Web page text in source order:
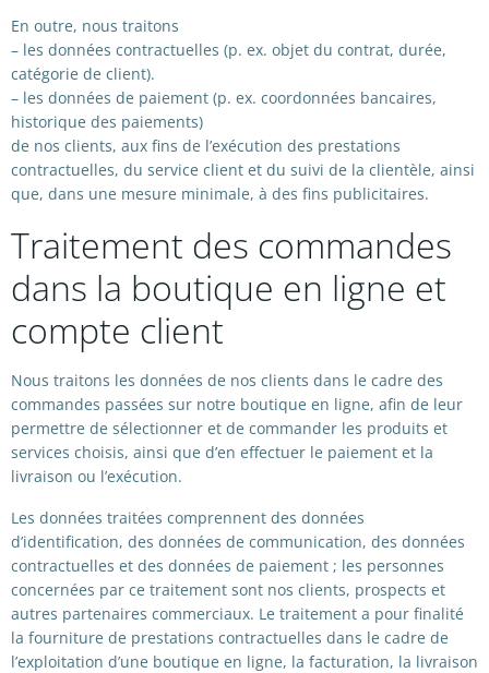
En outre, nous traitons
– les données contractuelles (p. ex. objet du contrat, durée,
catégorie de client).
– les données de paiement (p. ex. coordonnées bancaires,
historique des paiements)
de nos clients, aux fins de l’exécution des prestations
contractuelles, du service client et du suivi de la clientèle, ainsi
que, dans une mesure minimale, à des fins publicitaires.
Traitement des commandes
dans la boutique en ligne et
compte client
Nous traitons les données de nos clients dans le cadre des
commandes passées sur notre boutique en ligne, afin de leur
permettre de sélectionner et de commander les produits et
services choisis, ainsi que d’en effectuer le paiement et la
livraison ou l’exécution.
Les données traitées comprennent des données
d’identification, des données de communication, des données
contractuelles et des données de paiement ; les personnes
concernées par ce traitement sont nos clients, prospects et
autres partenaires commerciaux. Le traitement a pour finalité
la fourniture de prestations contractuelles dans le cadre de
l’exploitation d’une boutique en ligne, la facturation, la livraison